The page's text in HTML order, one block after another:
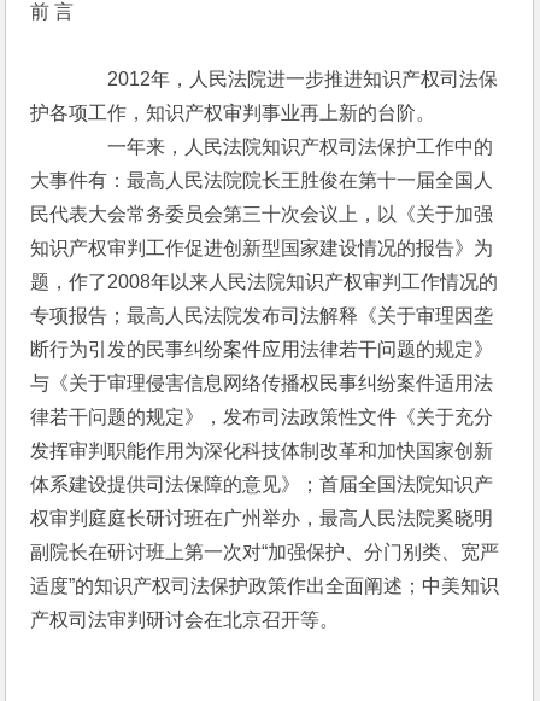
前 言
2012年，人民法院进一步推进知识产权司法保
护各项工作，知识产权审判事业再上新的台阶。
一年来，人民法院知识产权司法保护工作中的
大事件有：最高人民法院院长王胜俊在第十一届全国人
民代表大会常务委员会第三十次会议上，以《关于加强
知识产权审判工作促进创新型国家建设情况的报告》为
题，作了2008年以来人民法院知识产权审判工作情况的
专项报告；最高人民法院发布司法解释《关于审理因垄
断行为引发的民事纠纷案件应用法律若干问题的规定》
与《关于审理侵害信息网络传播权民事纠纷案件适用法
律若干问题的规定》，发布司法政策性文件《关于充分
发挥审判职能作用为深化科技体制改革和加快国家创新
体系建设提供司法保障的意见》；首届全国法院知识产
权审判庭庭长研讨班在广州举办，最高人民法院奚晓明
副院长在研讨班上第一次对“加强保护、分门别类、宽严
适度”的知识产权司法保护政策作出全面阐述；中美知识
产权司法审判研讨会在北京召开等。